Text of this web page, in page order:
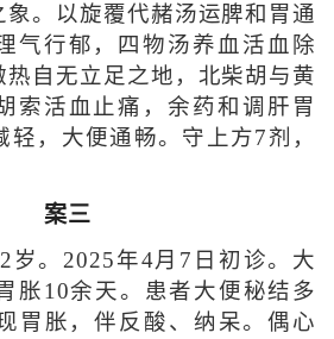
。以旋覆代赭汤运脾和胃通
气行郁，四物汤养血活血除
热自无立足之地，北柴胡与黄
索活血止痛，余药和调肝胃
轻，大便通畅。守上方7剂，
案三
岁。2025年4月7日初诊。大
胀10余天。患者大便秘结多
胃胀，伴反酸、纳呆。偶心